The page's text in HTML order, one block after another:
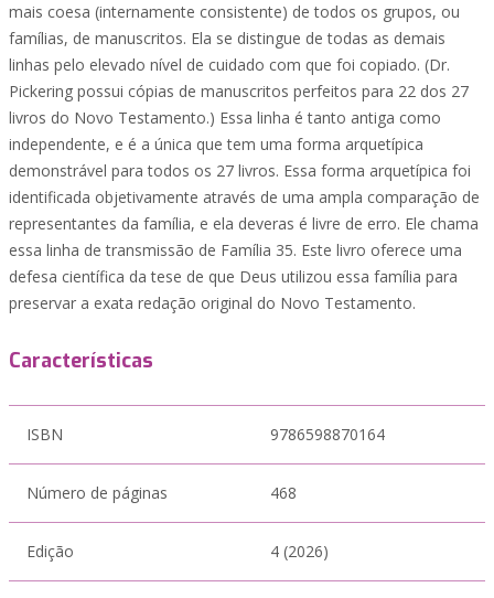
mais coesa (internamente consistente) de todos os grupos, ou
famílias, de manuscritos. Ela se distingue de todas as demais
linhas pelo elevado nível de cuidado com que foi copiado. (Dr.
Pickering possui cópias de manuscritos perfeitos para 22 dos 27
livros do Novo Testamento.) Essa linha é tanto antiga como
independente, e é a única que tem uma forma arquetípica
demonstrável para todos os 27 livros. Essa forma arquetípica foi
identificada objetivamente através de uma ampla comparação de
representantes da família, e ela deveras é livre de erro. Ele chama
essa linha de transmissão de Família 35. Este livro oferece uma
defesa científica da tese de que Deus utilizou essa família para
preservar a exata redação original do Novo Testamento.
Características
ISBN 9786598870164
Número de páginas 468
Edição 4 (2026)